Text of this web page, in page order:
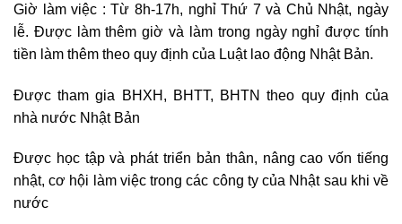
Giờ làm việc : Từ 8h-17h, nghỉ Thứ 7 và Chủ Nhật, ngày
lễ. Được làm thêm giờ và làm trong ngày nghỉ được tính
tiền làm thêm theo quy định của Luật lao động Nhật Bản.
Được tham gia BHXH, BHTT, BHTN theo quy định của
nhà nước Nhật Bản
Được học tập và phát triển bản thân, nâng cao vốn tiếng
nhật, cơ hội làm việc trong các công ty của Nhật sau khi về
nước